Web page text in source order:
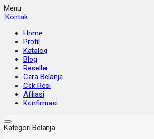
Menu
Kontak
Home
Profil
Katalog
Blog
Reseller
Cara Belanja
Cek Resi
Afiliasi
Konfirmasi
Kategori Belanja